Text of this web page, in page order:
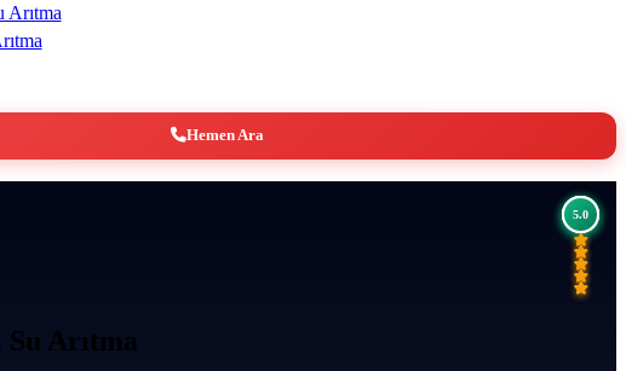
Arıtma
Hemen Ara
Su Arıtma
5.0
4.0
5.0
5.0